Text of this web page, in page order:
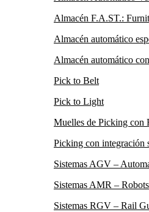
Almacén F.A.ST.:
Almacén automático
Almacén automático
Pick to Belt
Pick to Light
Muelles de Picking con
Picking con integración
Sistemas AGV –
Sistemas AMR –
Sistemas RGV – Rail